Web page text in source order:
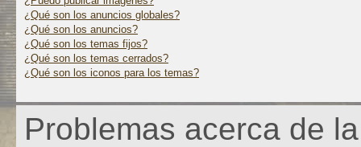
¿Qué son los anuncios globales?
¿Qué son los anuncios?
¿Qué son los temas fijos?
¿Qué son los temas cerrados?
¿Qué son los iconos para los temas?
Problemas acerca de